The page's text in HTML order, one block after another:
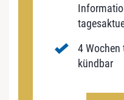
4 Wochen
kündbar